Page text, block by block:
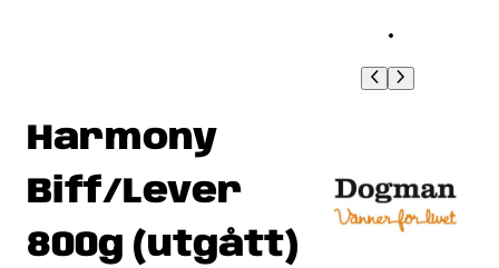
Harmony
Biff/Lever
800g (utgått)